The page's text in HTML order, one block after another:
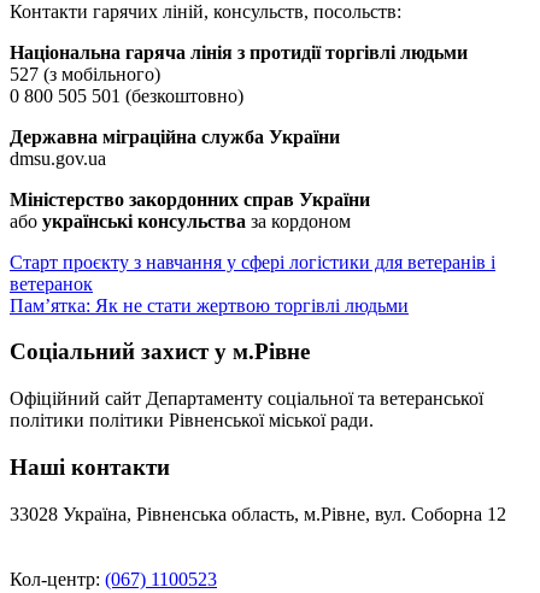
Контакти гарячих ліній, консульств, посольств:
Національна гаряча лінія з протидії торгівлі людьми
527 (з мобільного)
0 800 505 501 (безкоштовно)
Державна міграційна служба України
dmsu.gov.ua
Міністерство закордонних справ України
або українські консульства за кордоном
Навігація
записів
Старт проєкту з навчання у сфері логістики для ветеранів і
ветеранок
Пам’ятка: Як не стати жертвою торгівлі людьми
Соціальний захист у м.Рівне
Офіційний сайт Департаменту соціальної та ветеранської
політики політики Рівненської міської ради.
Наші контакти
33028 Україна, Рівненська область, м.Рівне, вул. Соборна 12
Кол-центр: (067) 1100523